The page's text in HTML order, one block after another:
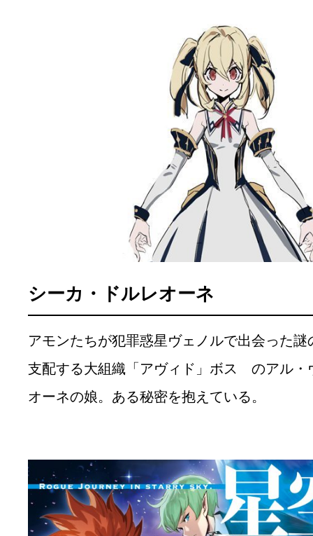
シーカ・ドルレオーネ
アモンたちが犯罪惑星ヴェノルで出会った謎
支配する大組織「アヴィド」ボス のアル・
オーネの娘。ある秘密を抱えている。